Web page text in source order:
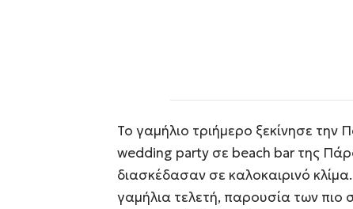
Το γαμήλιο τριήμερο ξεκίνησε
wedding party σε beach bar της
διασκέδασαν σε καλοκαιρινό
γαμήλια τελετή, παρουσία των